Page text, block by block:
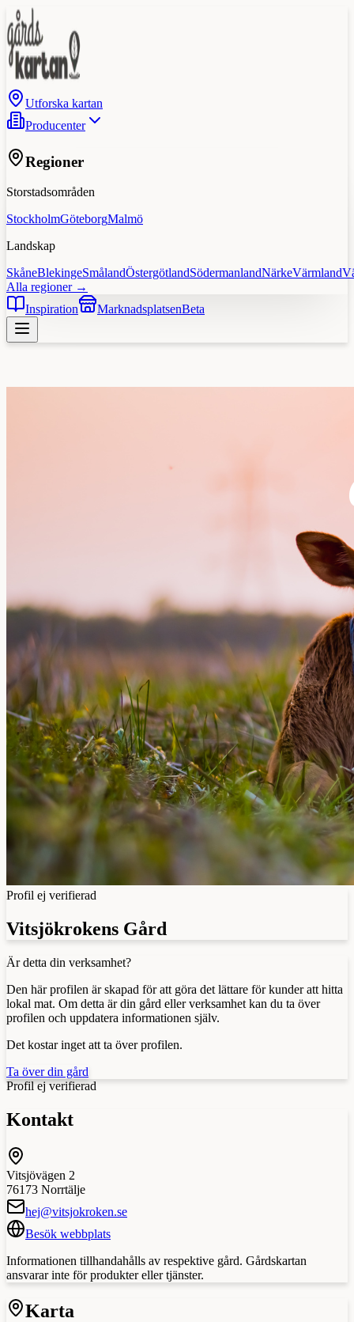
Utforska kartan
Producenter
Regioner
Storstadsområden
StockholmGöteborgMalmö
Landskap
SkåneBlekingeSmålandÖstergötlandSödermanlandNärkeVärmland
Alla regioner →
Inspiration
MarknadsplatsenBeta
Profil ej verifierad
Vitsjökrokens Gård
Är detta din verksamhet?
Den här profilen är skapad för att göra det lättare för kunder att hitta
lokal mat. Om detta är din gård eller verksamhet kan du ta över
profilen och uppdatera informationen själv.
Det kostar inget att ta över profilen.
Ta över din gård
Profil ej verifierad
Kontakt
Vitsjövägen 2
76173 Norrtälje
hej@vitsjokroken.se
Besök webbplats
Informationen tillhandahålls av respektive gård. Gårdskartan
ansvarar inte för produkter eller tjänster.
Karta